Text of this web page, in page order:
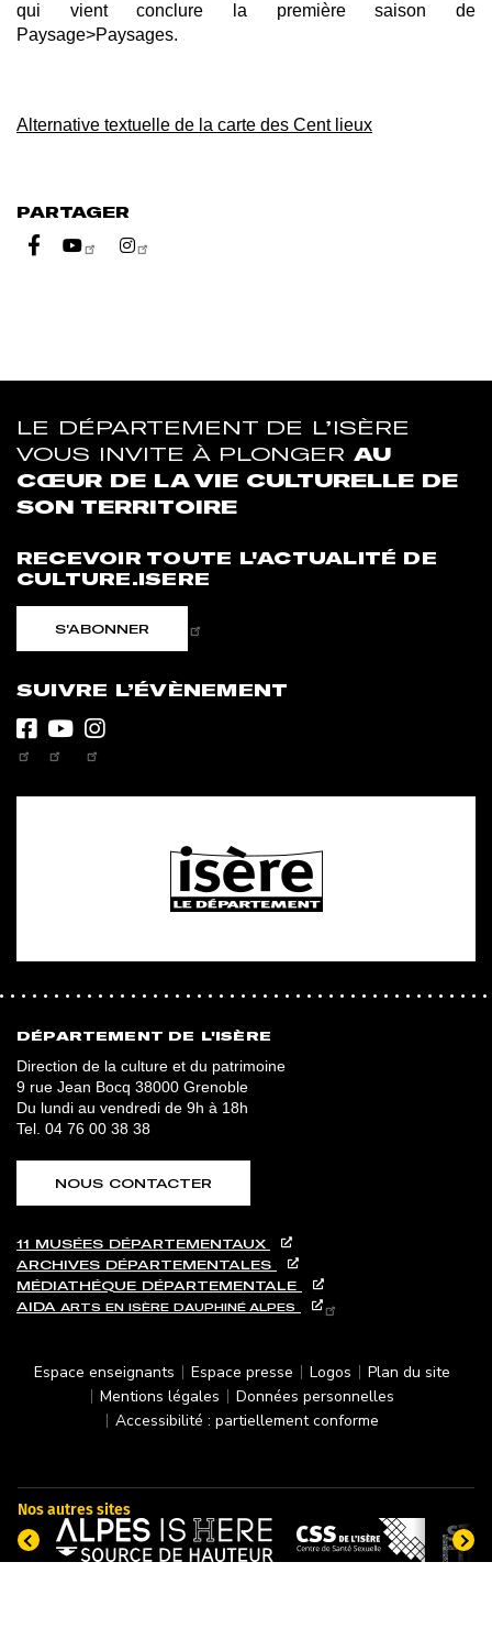
qui vient conclure la première saison de
Paysage>Paysages.
Alternative textuelle de la carte des Cent lieux
PARTAGER
Partager sur Youtube
Partager sur Instagram
LE DÉPARTEMENT DE L’ISÈRE
VOUS INVITE À PLONGER AU
CŒUR DE LA VIE CULTURELLE DE
SON TERRITOIRE
RECEVOIR TOUTE L'ACTUALITÉ DE
CULTURE.ISERE
S'ABONNER
SUIVRE L’ÉVÈNEMENT
Facebook
YoutubeInstagram
DÉPARTEMENT DE L'ISÈRE
Direction de la culture et du patrimoine
9 rue Jean Bocq 38000 Grenoble
Du lundi au vendredi de 9h à 18h
Tel. 04 76 00 38 38
NOUS CONTACTER
11 MUSÉES DÉPARTEMENTAUX
ARCHIVES DÉPARTEMENTALES
MÉDIATHÉQUE DÉPARTEMENTALE
AIDA ARTS EN ISÈRE DAUPHINÉ ALPES
PIED DE PAGE
Espace enseignants Espace presse Logos
Plan du site
Mentions légales
Données personnelles
Accessibilité : partiellement conforme
Nos autres sites